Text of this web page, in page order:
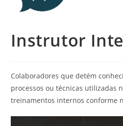
Instrutor
Colaboradores que detém
processos ou técnicas utilizadas
treinamentos internos conforme